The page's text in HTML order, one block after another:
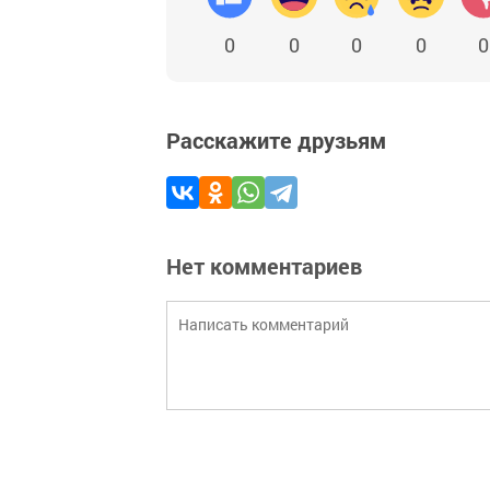
0 0 0 0 0
Расскажите друзьям
Нет комментариев